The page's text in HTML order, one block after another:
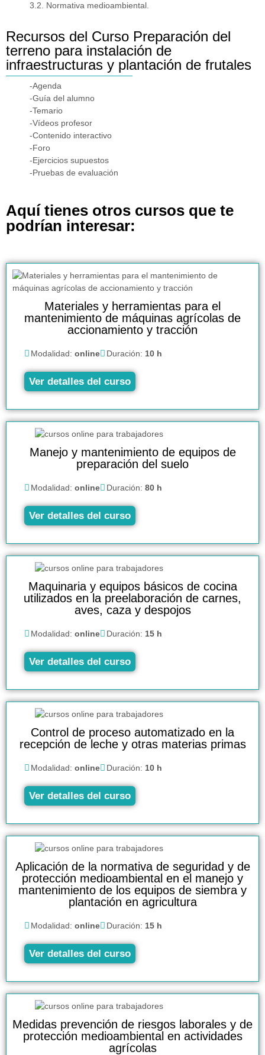
3.2. Normativa medioambiental.
Recursos del Curso Preparación del
terreno para instalación de
infraestructuras y plantación de frutales
-Agenda
-Guía del alumno
-Temario
-Vídeos profesor
-Contenido interactivo
-Foro
-Ejercicios supuestos
-Pruebas de evaluación
Aquí tienes otros cursos que te
podrían interesar:
Materiales y herramientas para el
mantenimiento de máquinas agrícolas de
accionamiento y tracción
Modalidad: online Duración: 10 h
Ver detalles del curso
Manejo y mantenimiento de equipos de
preparación del suelo
Modalidad: online Duración: 80 h
Ver detalles del curso
Maquinaria y equipos básicos de cocina
utilizados en la preelaboración de carnes,
aves, caza y despojos
Modalidad: online Duración: 15 h
Ver detalles del curso
Control de proceso automatizado en la
recepción de leche y otras materias primas
Modalidad: online Duración: 10 h
Ver detalles del curso
Aplicación de la normativa de seguridad y de
protección medioambiental en el manejo y
mantenimiento de los equipos de siembra y
plantación en agricultura
Modalidad: online Duración: 15 h
Ver detalles del curso
Medidas prevención de riesgos laborales y de
protección medioambiental en actividades
agrícolas